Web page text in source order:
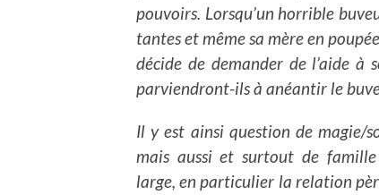
pouvoirs. Lorsqu’un horrible
tantes et même sa mère en
décide de demander de l’aide à
parviendront-ils à anéantir le
Il y est ainsi question de magie/
mais aussi et surtout de famille
large, en particulier la relation